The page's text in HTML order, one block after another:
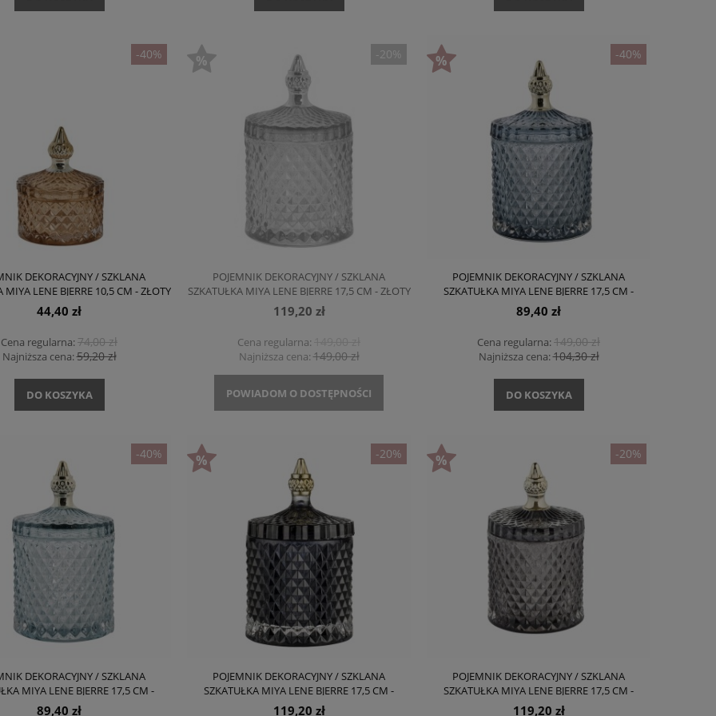
DEKORACYJNY / SZKLANA
MIYA LENE BJERRE 10,5 CM - ZŁOTY
BRĄZOWY
44,40 zł
Cena regularna:74,00 zł
Najniższa cena:59,20 zł
DO KOSZYKA
-40%
POJEMNIK DEKORACYJNY / SZKLANA
SZKATUŁKA MIYA LENE BJERRE 17,5 CM - ZŁOTY
BRĄZOWY
119,20 zł
Cena regularna:
Najniższa cena: 149,00 zł
POWIADOM O DOSTĘPNOŚCI
-20%
POJEMNIK DEKORACYJNY / SZKLANA
SZKATUŁKA MIYA LENE BJERRE 17,5 CM -
NIEBIESKI (JASNY)
89,40 zł
Cena regularna:149,00 zł
Najniższa cena:104,30 zł
DO KOSZYKA
-40%
DEKORACYJNY / SZKLANA
MIYA LENE BJERRE 17,5 CM -
MIĘTOWY
89,40 zł
-40%
POJEMNIK DEKORACYJNY / SZKLANA
SZKATUŁKA MIYA LENE BJERRE 17,5 CM -
CIEMNY SZARY (TORFOWY)
119,20 zł
-20%
POJEMNIK DEKORACYJNY / SZKLANA
SZKATUŁKA MIYA LENE BJERRE 17,5 CM -
CIEMNY SZARY
119,20 zł
-20%